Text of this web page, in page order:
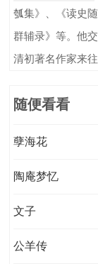
瓠集》、《读史
群辅录》等。他
清初著名作家来往
随便看看
孽海花
陶庵梦忆
文子
公羊传